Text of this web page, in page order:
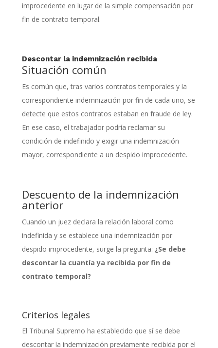
improcedente en lugar de la simple compensación por
fin de contrato temporal.
Descontar la indemnización recibida
Situación común
Es común que, tras varios contratos temporales y la
correspondiente indemnización por fin de cada uno, se
detecte que estos contratos estaban en fraude de ley.
En ese caso, el trabajador podría reclamar su
condición de indefinido y exigir una indemnización
mayor, correspondiente a un despido improcedente.
Descuento de la indemnización
anterior
Cuando un juez declara la relación laboral como
indefinida y se establece una indemnización por
despido improcedente, surge la pregunta: ¿Se debe
descontar la cuantía ya recibida por fin de
contrato temporal?
Criterios legales
El Tribunal Supremo ha establecido que sí se debe
descontar la indemnización previamente recibida por el